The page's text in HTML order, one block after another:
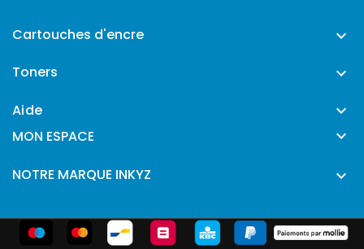
Cartouches d'encre 
Toners 
Aide 
MON ESPACE 
NOTRE MARQUE INKYZ 